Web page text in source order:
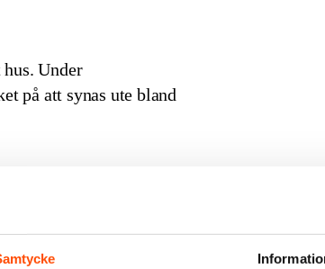
Under
på att synas ute bland
kexchoklad och facklig
sjöfolk är det andra veckan,
en.